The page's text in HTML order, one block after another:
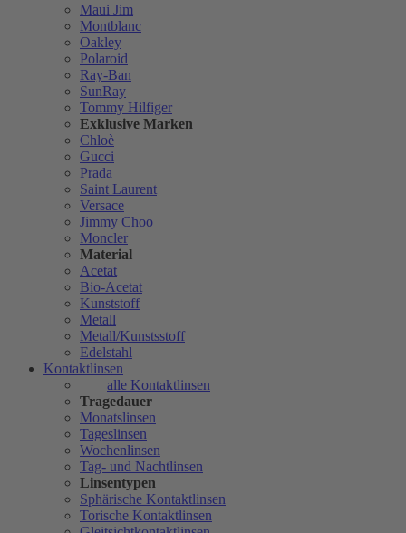
Maui Jim
Montblanc
Oakley
Polaroid
Ray-Ban
SunRay
Tommy Hilfiger
Exklusive Marken
Chloè
Gucci
Prada
Saint Laurent
Versace
Jimmy Choo
Moncler
Material
Acetat
Bio-Acetat
Kunststoff
Metall
Metall/Kunstsstoff
Edelstahl
Kontaktlinsen
alle Kontaktlinsen
Tragedauer
Monatslinsen
Tageslinsen
Wochenlinsen
Tag- und Nachtlinsen
Linsentypen
Sphärische Kontaktlinsen
Torische Kontaktlinsen